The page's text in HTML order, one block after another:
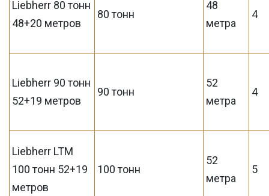
Liebherr 80 тонн
48+20 метров
80 тонн
48
метра
4
Liebherr 90 тонн
52+19 метров
90 тонн
52
метра
4
Liebherr LTM
100 тонн 52+19
метров
100 тонн
52
метра
5